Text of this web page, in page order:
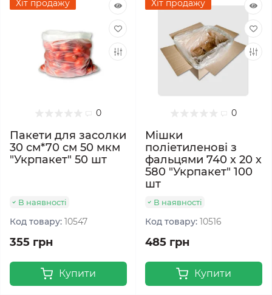
Хіт продажу
0
Пакети для засолки
30 см*70 см 50 мкм
"Укрпакет" 50 шт
В наявності
Код товару: 10547
355 грн
Купити
Хіт продажу
0
Мішки
поліетиленові з
фальцями 740 х 20 х
580 "Укрпакет" 100
шт
В наявності
Код товару: 10516
485 грн
Купити